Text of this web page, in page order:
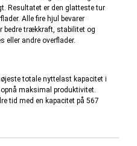
Resultatet er den glatteste tur
Alle fire hjul bevarer
bedre trækkraft, stabilitet og
eller andre overflader.
totale nyttelast kapacitet i
maksimal produktivitet.
tid med en kapacitet på 567